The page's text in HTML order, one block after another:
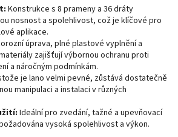
Konstrukce s 8 prameny a 36 dráty
nosnost a spolehlivost, což je klíčové pro
aplikace.
úprava, plné plastové vyplnění a
zajišťují výbornou ochranu proti
a náročným podmínkám.
je lano velmi pevné, zůstává dostatečně
manipulaci a instalaci v různých
Ideální pro zvedání, tažné a upevňovací
vysoká spolehlivost a výkon.